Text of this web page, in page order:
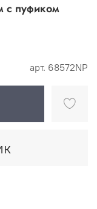
арт. 68572NP
с пуфиком